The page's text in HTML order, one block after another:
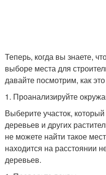
Теперь, когда вы знаете,
выборе места для
давайте посмотрим, как
1. Проанализируйте
Выберите участок,
деревьев и других
не можете найти такое
находится на расстоянии
деревьев.